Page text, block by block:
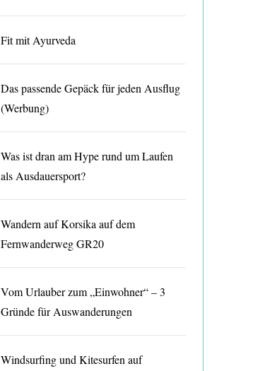
Fit mit Ayurveda
Das passende Gepäck für jeden Ausflug
(Werbung)
Was ist dran am Hype rund um Laufen
als Ausdauersport?
Wandern auf Korsika auf dem
Fernwanderweg GR20
Vom Urlauber zum „Einwohner“ – 3
Gründe für Auswanderungen
Windsurfing und Kitesurfen auf